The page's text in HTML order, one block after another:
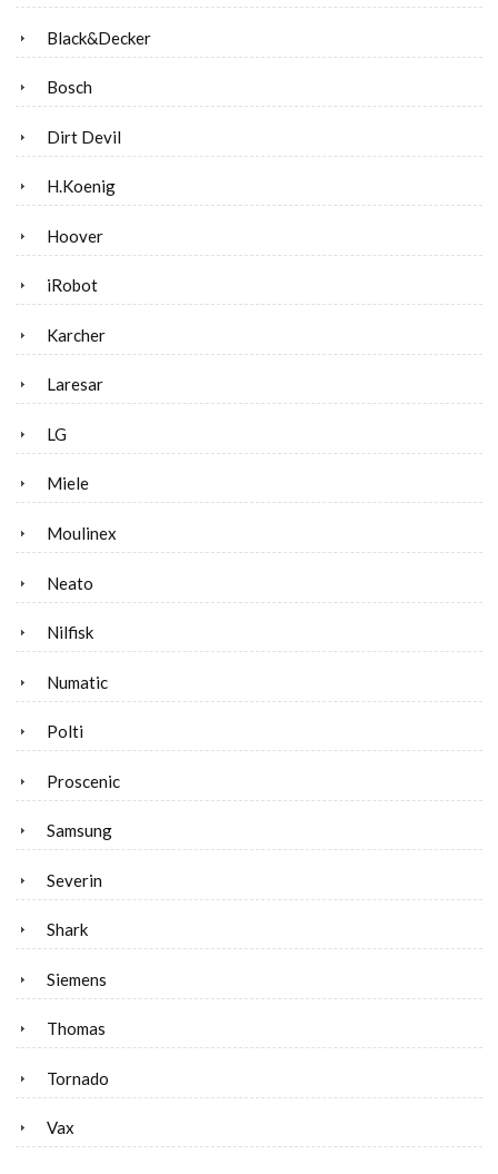
Black&Decker
Bosch
Dirt Devil
H.Koenig
Hoover
iRobot
Karcher
Laresar
LG
Miele
Moulinex
Neato
Nilfisk
Numatic
Polti
Proscenic
Samsung
Severin
Shark
Siemens
Thomas
Tornado
Vax